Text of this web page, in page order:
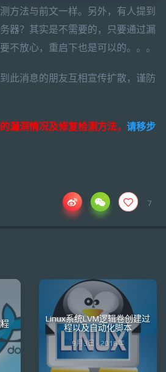
方法与前文一样。另外，有人提到
器？其实是不需要的，只要通过漏
不放心，重启下也是可以的。。。
此消息的朋友互相宣传扩散，谨防
漏洞情况及修复检测方法， 请移步
7
Linux系统LVM逻辑卷创建过
程以及自动化脚本
9月3日 · 2016年